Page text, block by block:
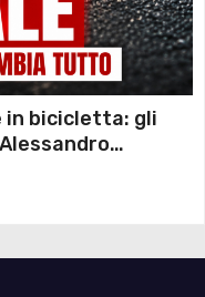
in bicicletta: gli